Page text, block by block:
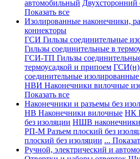
автомобильный
Показать все
Изолированные наконечники,
коннекторы
ГСИ Гильзы соединительные
Гильзы соединительные в
ГСИ-ТП Гильзы
термоусадкой и припоем ГСИ(н)
соединительные
НВИ Наконечники вилочные
Показать все
Наконечники и разъемы без
НВ Наконечники вилочные НК
без изоляции НШВ
РП-М Разъем плоский без
плоский без изоляции ...
Ручной, электрический и